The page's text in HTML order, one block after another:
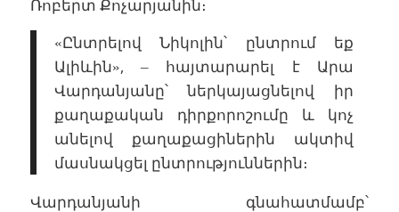
Ռոբերտ Քոչարյանին։
«Ընտրելով Նիկոլին՝ ընտրում եք
Ալիևին», – հայտարարել է Արա
Վարդանյանը՝ ներկայացնելով իր
քաղաքական դիրքորոշումը և կոչ
անելով քաղաքացիներին ակտիվ
մասնակցել ընտրություններին։
Վարդանյանի գնահատմամբ՝